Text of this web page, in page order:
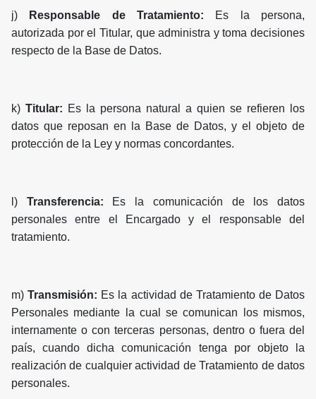
j) Responsable de Tratamiento: Es la persona,
autorizada por el Titular, que administra y toma decisiones
respecto de la Base de Datos.
k) Titular: Es la persona natural a quien se refieren los
datos que reposan en la Base de Datos, y el objeto de
protección de la Ley y normas concordantes.
l) Transferencia: Es la comunicación de los datos
personales entre el Encargado y el responsable del
tratamiento.
m)Transmisión: Es la actividad de Tratamiento de Datos
Personales mediante la cual se comunican los mismos,
internamente o con terceras personas, dentro o fuera del
país, cuando dicha comunicación tenga por objeto la
realización de cualquier actividad de Tratamiento de datos
personales.